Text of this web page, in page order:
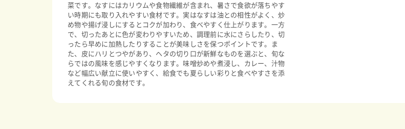
菜です。なすにはカリウムや食物繊維が含まれ、暑さで食欲が落ちやす
い時期にも取り入れやすい食材です。実はなすは油との相性がよく、炒
め物や揚げ浸しにするとコクが加わり、食べやすく仕上がります。一方
で、切ったあとに色が変わりやすいため、調理前に水にさらしたり、切
ったら早めに加熱したりすることが美味しさを保つポイントです。ま
た、皮にハリとつやがあり、ヘタの切り口が新鮮なものを選ぶと、旬な
らではの風味を感じやすくなります。味噌炒めや煮浸し、カレー、汁物
など幅広い献立に使いやすく、給食でも夏らしい彩りと食べやすさを添
えてくれる旬の食材です。